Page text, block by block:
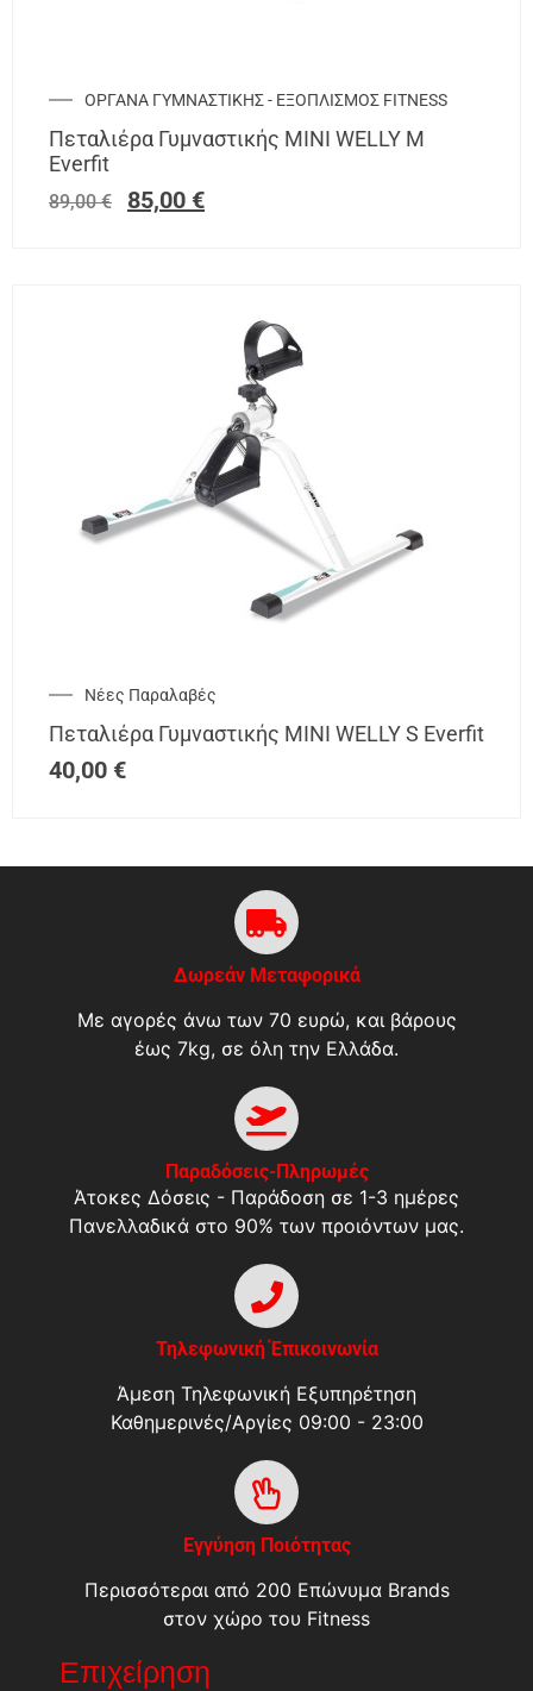
ΟΡΓΑΝΑ ΓΥΜΝΑΣΤΙΚΗΣ - ΕΞΟΠΛΙΣΜΟΣ FITNESS
Πεταλιέρα Γυμναστικής ΜΙΝΙ WELLY M
Everfit
89,00€ 85,00 €
Νέες Παραλαβές
Πεταλιέρα Γυμναστικής ΜΙΝΙ WELLY S Everfit
40,00 €
Δωρεάν Μεταφορικά
Με αγορές άνω των 70 ευρώ, και βάρους
έως 7kg, σε όλη την Ελλάδα.
Παραδόσεις-Πληρωμές
Άτοκες Δόσεις - Παράδοση σε 1-3 ημέρες
Πανελλαδικά στο 90% των προιόντων μας.
Τηλεφωνική Έπικοινωνία
Άμεση Τηλεφωνική Εξυπηρέτηση
Καθημερινές/Αργίες 09:00 - 23:00
Εγγύηση Ποιότητας
Περισσότεραι από 200 Επώνυμα Brands
στον χώρο του Fitness
Επιχείρηση